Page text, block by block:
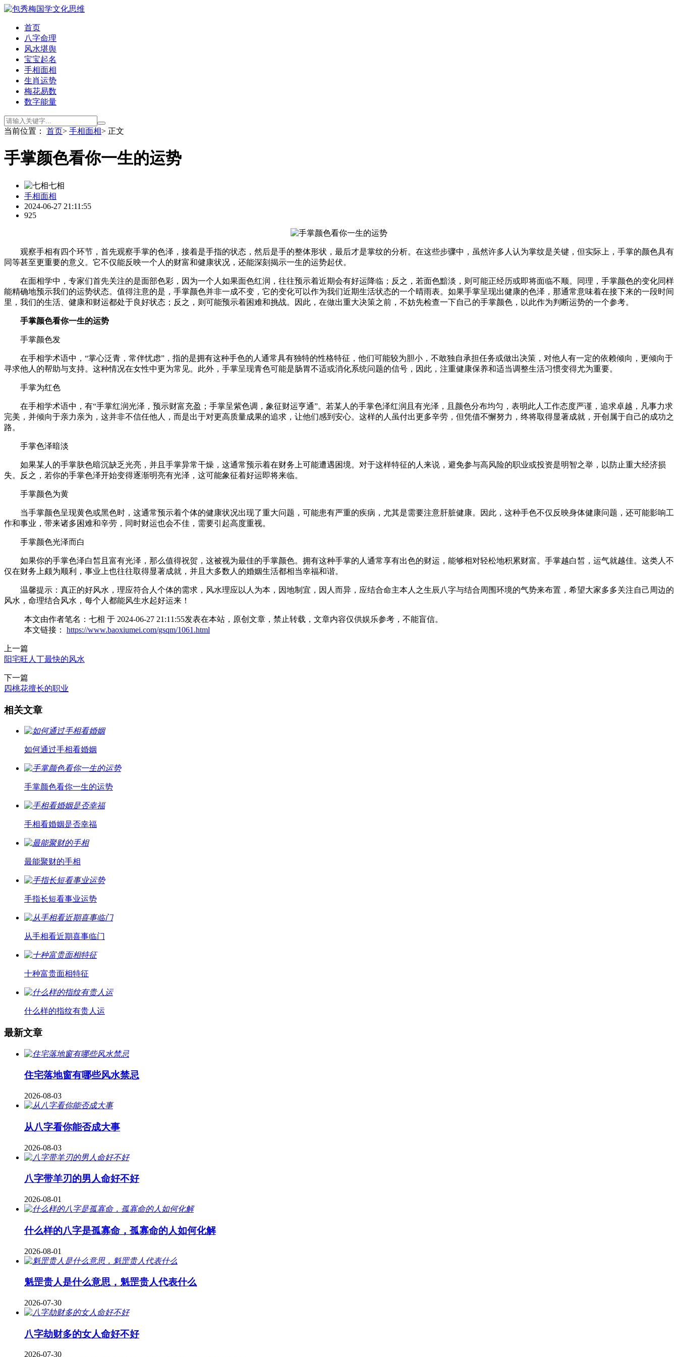
首页
八字命理
风水堪舆
宝宝起名
手相面相
生肖运势
梅花易数
数字能量
当前位置： 首页> 手相面相> 正文
手掌颜色看你一生的运势
七相
手相面相
2024-06-27 21:11:55
925
观察手相有四个环节，首先观察手掌的色泽，接着是手指的状态，然后是手的整体形状，最后才是掌纹的分析。在这些步骤中，虽然许多人认为掌纹是关键，但实际上，手掌的颜色具有
同等甚至更重要的意义。它不仅能反映一个人的财富和健康状况，还能深刻揭示一生的运势起伏。
在面相学中，专家们首先关注的是面部色彩，因为一个人如果面色红润，往往预示着近期会有好运降临；反之，若面色黯淡，则可能正经历或即将面临不顺。同理，手掌颜色的变化同样
能精确地预示我们的运势状态。值得注意的是，手掌颜色并非一成不变，它的变化可以作为我们近期生活状态的一个晴雨表。如果手掌呈现出健康的色泽，那通常意味着在接下来的一段时间
里，我们的生活、健康和财运都处于良好状态；反之，则可能预示着困难和挑战。因此，在做出重大决策之前，不妨先检查一下自己的手掌颜色，以此作为判断运势的一个参考。
手掌颜色看你一生的运势
手掌颜色发
在手相学术语中，“掌心泛青，常伴忧虑”，指的是拥有这种手色的人通常具有独特的性格特征，他们可能较为胆小，不敢独自承担任务或做出决策，对他人有一定的依赖倾向，更倾向于
寻求他人的帮助与支持。这种情况在女性中更为常见。此外，手掌呈现青色可能是肠胃不适或消化系统问题的信号，因此，注重健康保养和适当调整生活习惯变得尤为重要。
手掌为红色
在手相学术语中，有“手掌红润光泽，预示财富充盈；手掌呈紫色调，象征财运亨通”。若某人的手掌色泽红润且有光泽，且颜色分布均匀，表明此人工作态度严谨，追求卓越，凡事力求
完美，并倾向于亲力亲为，这并非不信任他人，而是出于对更高质量成果的追求，让他们感到安心。这样的人虽付出更多辛劳，但凭借不懈努力，终将取得显著成就，开创属于自己的成功之
路。
手掌色泽暗淡
如果某人的手掌肤色暗沉缺乏光亮，并且手掌异常干燥，这通常预示着在财务上可能遭遇困境。对于这样特征的人来说，避免参与高风险的职业或投资是明智之举，以防止重大经济损
失。反之，若你的手掌色泽开始变得逐渐明亮有光泽，这可能象征着好运即将来临。
手掌颜色为黄
当手掌颜色呈现黄色或黑色时，这通常预示着个体的健康状况出现了重大问题，可能患有严重的疾病，尤其是需要注意肝脏健康。因此，这种手色不仅反映身体健康问题，还可能影响工
作和事业，带来诸多困难和辛劳，同时财运也会不佳，需要引起高度重视。
手掌颜色光泽而白
如果你的手掌色泽白皙且富有光泽，那么值得祝贺，这被视为最佳的手掌颜色。拥有这种手掌的人通常享有出色的财运，能够相对轻松地积累财富。手掌越白皙，运气就越佳。这类人不
仅在财务上颇为顺利，事业上也往往取得显著成就，并且大多数人的婚姻生活都相当幸福和谐。
温馨提示：真正的好风水，理应符合人个体的需求，风水理应以人为本，因地制宜，因人而异，应结合命主本人之生辰八字与结合周围环境的气势来布置，希望大家多多关注自己周边的
风水，命理结合风水，每个人都能风生水起好运来！
本文由作者笔名：七相 于 2024-06-27 21:11:55发表在本站，原创文章，禁止转载，文章内容仅供娱乐参考，不能盲信。
本文链接： https://www.baoxiumei.com/gsqm/1061.html
上一篇
阳宅旺人丁最快的风水
下一篇
四桃花擅长的职业
相关文章
如何通过手相看婚姻
手掌颜色看你一生的运势
手相看婚姻是否幸福
最能聚财的手相
手指长短看事业运势
从手相看近期喜事临门
十种富贵面相特征
什么样的指纹有贵人运
最新文章
住宅落地窗有哪些风水禁忌
2026-08-03
从八字看你能否成大事
2026-08-03
八字带羊刃的男人命好不好
2026-08-01
什么样的八字是孤寡命，孤寡命的人如何化解
2026-08-01
魁罡贵人是什么意思，魁罡贵人代表什么
2026-07-30
八字劫财多的女人命好不好
2026-07-30